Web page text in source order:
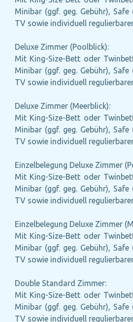
Minibar (ggf. geg. Gebühr),
TV sowie individuell
Deluxe Zimmer (Poolblick):
Mit King-Size-Bett oder
Minibar (ggf. geg. Gebühr),
TV sowie individuell
Deluxe Zimmer (Meerblick):
Mit King-Size-Bett oder
Minibar (ggf. geg. Gebühr),
TV sowie individuell
Einzelbelegung Deluxe Zimmer
Mit King-Size-Bett oder
Minibar (ggf. geg. Gebühr),
TV sowie individuell
Einzelbelegung Deluxe Zimmer
Mit King-Size-Bett oder
Minibar (ggf. geg. Gebühr),
TV sowie individuell
Double Standard Zimmer:
Mit King-Size-Bett oder
Minibar (ggf. geg. Gebühr),
TV sowie individuell